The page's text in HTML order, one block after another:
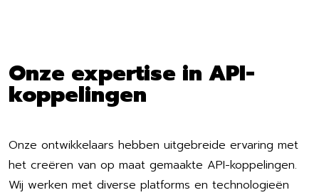
Onze expertise in API-
koppelingen
Onze ontwikkelaars hebben uitgebreide ervaring met
het creëren van op maat gemaakte API-koppelingen.
Wij werken met diverse platforms en technologieën